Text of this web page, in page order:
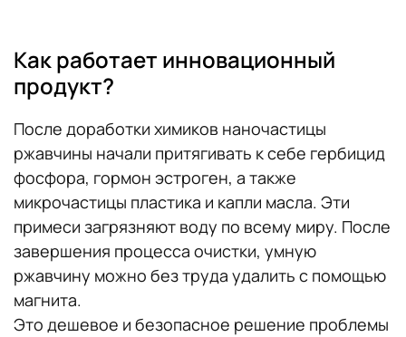
Как работает инновационный
продукт?
После доработки химиков наночастицы
ржавчины начали притягивать к себе гербицид
фосфора, гормон эстроген, а также
микрочастицы пластика и капли масла. Эти
примеси загрязняют воду по всему миру. После
завершения процесса очистки, умную
ржавчину можно без труда удалить с помощью
магнита.
Это дешевое и безопасное решение проблемы